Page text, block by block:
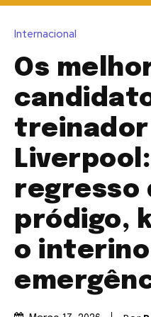
Internacional
Os
treinador
regresso
pródigo,
o